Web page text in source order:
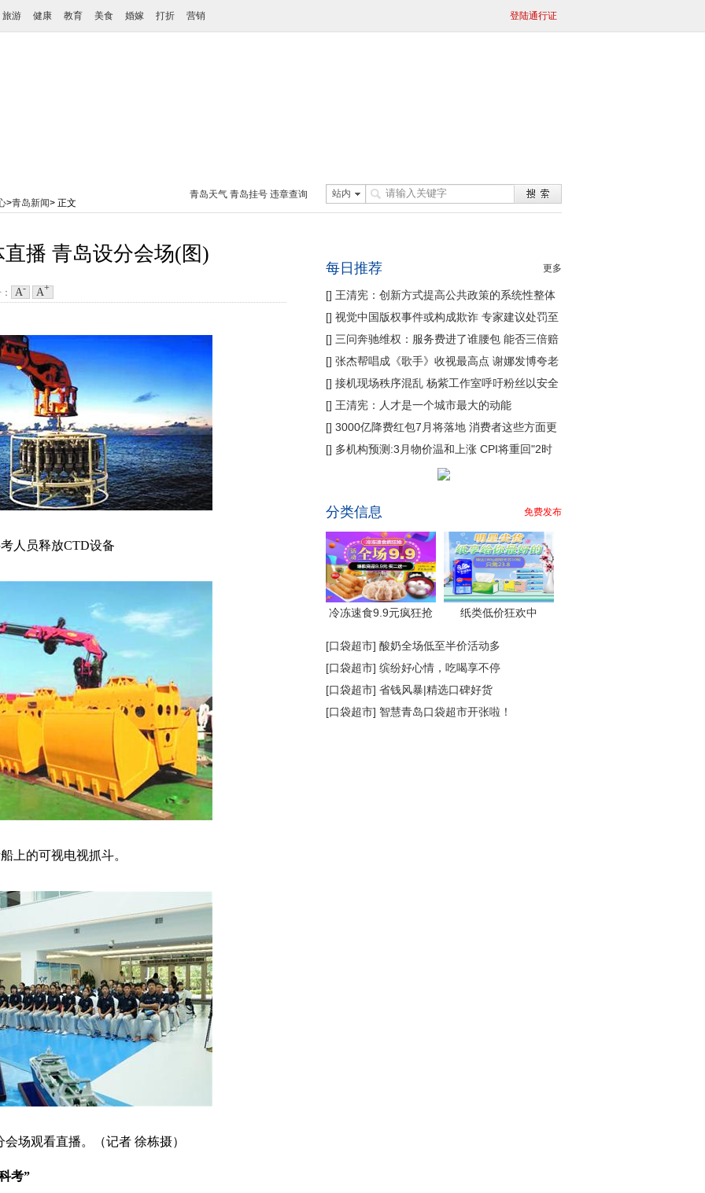
登陆通行证
旅游 健康 教育 美食 婚嫁 打折 营销
站内
青岛天气 青岛挂号 违章查询
>青岛新闻> 正文
播 青岛设分会场(图)
A- A+
人员释放CTD设备
上的可视电视抓斗。
场观看直播。（记者 徐栋摄）
考”
每日推荐 更多
[] 王清宪：创新方式提高公共政策的系统性整体
性协同性
[] 视觉中国版权事件或构成欺诈 专家建议处罚至
痛
[] 三问奔驰维权：服务费进了谁腰包 能否三倍赔
偿
[] 张杰帮唱成《歌手》收视最高点 谢娜发博夸老
公
[] 接机现场秩序混乱 杨紫工作室呼吁粉丝以安全
为主
[] 王清宪：人才是一个城市最大的动能
[] 3000亿降费红包7月将落地 消费者这些方面更
省钱
[] 多机构预测:3月物价温和上涨 CPI将重回"2时
分类信息 免费发布
冷冻速食9.9元疯狂抢 纸类低价狂欢中
[口袋超市] 酸奶全场低至半价活动多
[口袋超市] 缤纷好心情，吃喝享不停
[口袋超市] 省钱风暴|精选口碑好货
[口袋超市] 智慧青岛口袋超市开张啦！